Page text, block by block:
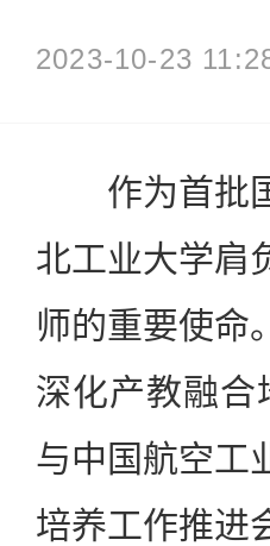
2023-10-23
作为首批国
北工业大学肩
师的重要使命
深化产教融
与中国航空工
培养工作推进